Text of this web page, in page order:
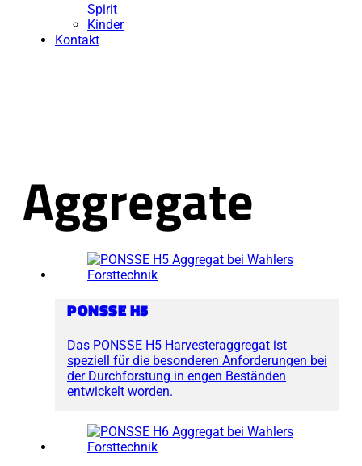
Spirit
Kinder
Kontakt
Aggregate
PONSSE H5
Das PONSSE H5 Harvesteraggregat ist
speziell für die besonderen Anforderungen bei
der Durchforstung in engen Beständen
entwickelt worden.